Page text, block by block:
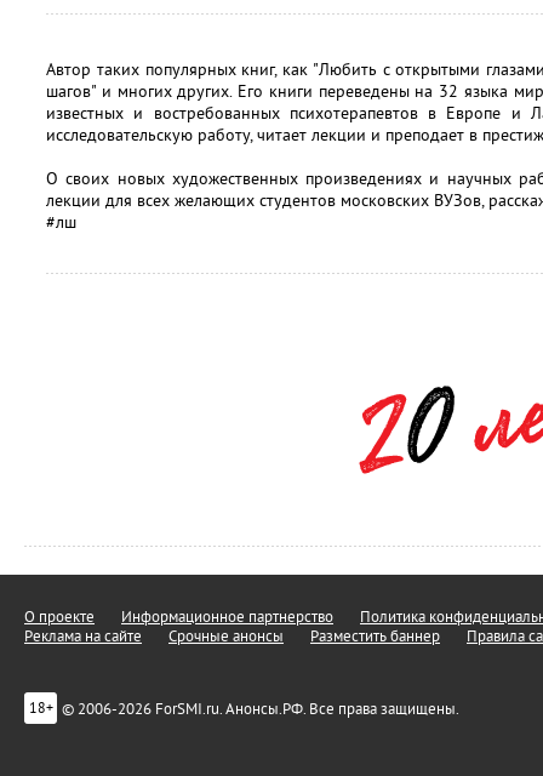
Автор таких популярных книг, как "Любить с открытыми
шагов" и многих других. Его книги переведены на 32 языка
известных и востребованных психотерапевтов в Европе и
исследовательскую работу, читает лекции и преподает в
О своих новых художественных произведениях и научных
лекции для всех желающих студентов московских ВУЗов,
#лш
О проекте Информационное партнерство
Политика
Реклама на сайте
Срочные анонсы Разместить баннер Правила
18+ © 2006-2026 ForSMI.ru. Анонсы.РФ. Все права защищены.